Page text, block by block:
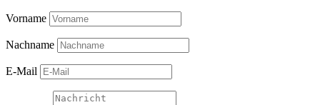
Vorname
Nachname
E-Mail